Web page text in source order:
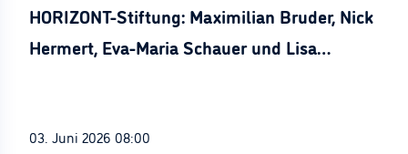
HORIZONT-Stiftung: Maximilian Bruder, Nick
Hermert, Eva-Maria Schauer und Lisa
03. Juni 2026 08:00